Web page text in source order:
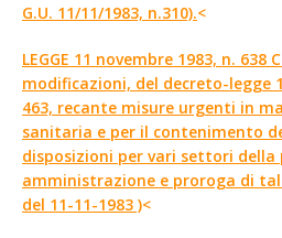
G.U. 11/11/1983, n.310).<
LEGGE 11 novembre 1983, n. 638
modificazioni, del decreto-legge
463, recante misure urgenti in
sanitaria e per il contenimento
disposizioni per vari settori della
amministrazione e proroga di
del 11-11-1983 )<